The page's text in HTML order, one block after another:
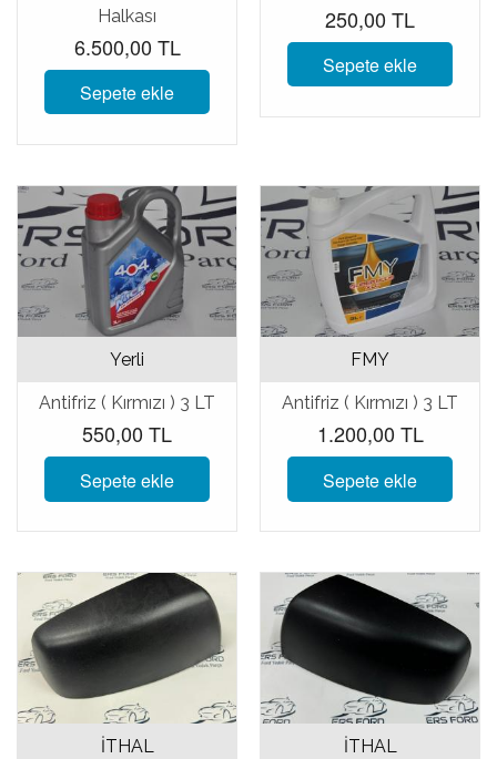
Halkası
6.500,00 TL
Sepete ekle
250,00 TL
Sepete ekle
Yerli
Antifriz ( Kırmızı ) 3 LT
550,00 TL
Sepete ekle
FMY
Antifriz ( Kırmızı ) 3 LT
1.200,00 TL
Sepete ekle
İTHAL İTHAL